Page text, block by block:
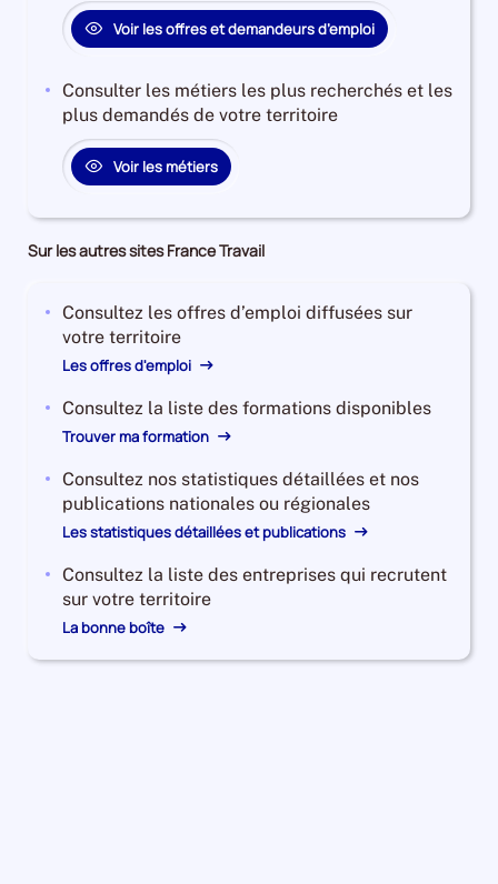
Voir les offres et demandeurs d’emploi
Consulter les métiers les plus recherchés et les
plus demandés de votre territoire
Voir les métiers
Sur les autres sites France Travail
Consultez les offres d’emploi diffusées sur
votre territoire
Les offres d'emploi
Consultez la liste des formations disponibles
Trouver ma formation
Consultez nos statistiques détaillées et nos
publications nationales ou régionales
Les statistiques détaillées et publications
Consultez la liste des entreprises qui recrutent
sur votre territoire
La bonne boîte